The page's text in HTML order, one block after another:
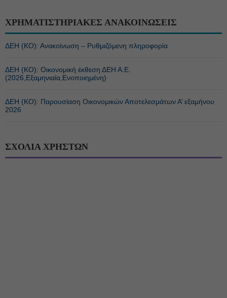
ΧΡΗΜΑΤΙΣΤΗΡΙΑΚΕΣ ΑΝΑΚΟΙΝΩΣΕΙΣ
ΔΕΗ (ΚΟ): Ανακοίνωση – Ρυθμιζόμενη πληροφορία
ΔΕΗ (ΚΟ): Οικονομική έκθεση ΔΕΗ Α.Ε.
(2026,Εξαμηνιαία,Ενοποιημένη)
ΔΕΗ (ΚΟ): Παρουσίαση Οικονομικών Αποτελεσμάτων Α’ εξαμήνου
2026
ΣΧΟΛΙΑ ΧΡΗΣΤΩΝ